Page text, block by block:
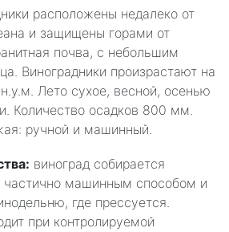
расположены недалеко от
и защищены горами от
почва, с небольшим
Виноградники произрастают на
Лето сухое, весной, осенью
Количество осадков 800 мм.
ручной и машинный.
виноград собирается
частично машинным способом и
где прессуется.
при контролируемой